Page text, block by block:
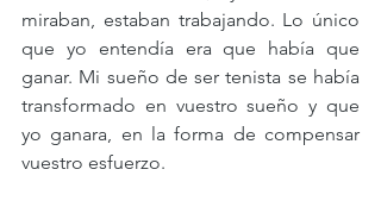
miraban, estaban trabajando. Lo único
que yo entendía era que había que
ganar. Mi sueño de ser tenista se había
transformado en vuestro sueño y que
yo ganara, en la forma de compensar
vuestro esfuerzo.